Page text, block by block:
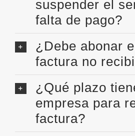
suspender el
falta de pago?
¿Debe abonar
factura no
¿Qué plazo
empresa para
factura?